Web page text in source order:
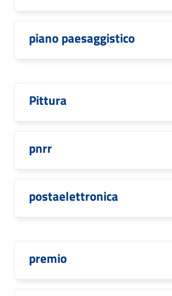
piano paesaggistico
Pittura
pnrr
postaelettronica
premio